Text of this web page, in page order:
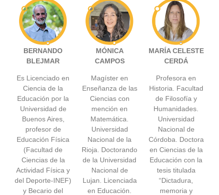
BERNANDO
BLEJMAR
Es Licenciado en
Ciencia de la
Educación por la
Universidad de
Buenos Aires,
profesor de
Educación Física
(Facultad de
Ciencias de la
Actividad Física y
del Deporte-INEF)
y Becario del
MÓNICA
CAMPOS
Magíster en
Enseñanza de las
Ciencias con
mención en
Matemática.
Universidad
Nacional de la
Rioja. Doctorando
de la Universidad
Nacional de
Lujan. Licenciada
en Educación.
MARÍA CELESTE
CERDÁ
Profesora en
Historia. Facultad
de Filosofía y
Humanidades.
Universidad
Nacional de
Córdoba. Doctora
en Ciencias de la
Educación con la
tesis titulada
“Dictadura,
memoria y